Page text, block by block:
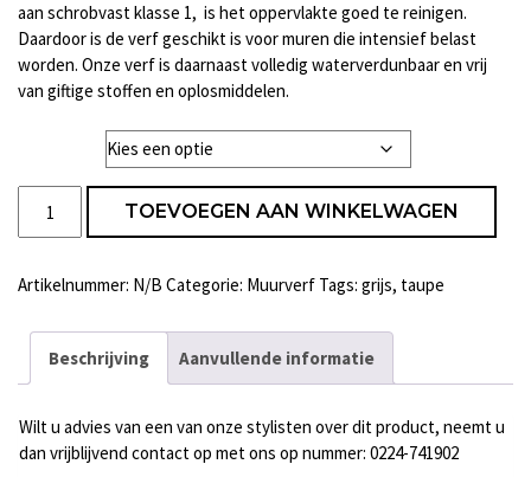
aan schrobvast klasse 1, is het oppervlakte goed te reinigen.
Daardoor is de verf geschikt is voor muren die intensief belast
worden. Onze verf is daarnaast volledig waterverdunbaar en vrij
van giftige stoffen en oplosmiddelen.
paint
Dark
-
aantal
TOEVOEGEN AAN WINKELWAGEN
Artikelnummer: N/B Categorie: Muurverf Tags: grijs, taupe
Beschrijving Aanvullende informatie
Wilt u advies van een van onze stylisten over dit product, neemt u
dan vrijblijvend contact op met ons op nummer: 0224-741902